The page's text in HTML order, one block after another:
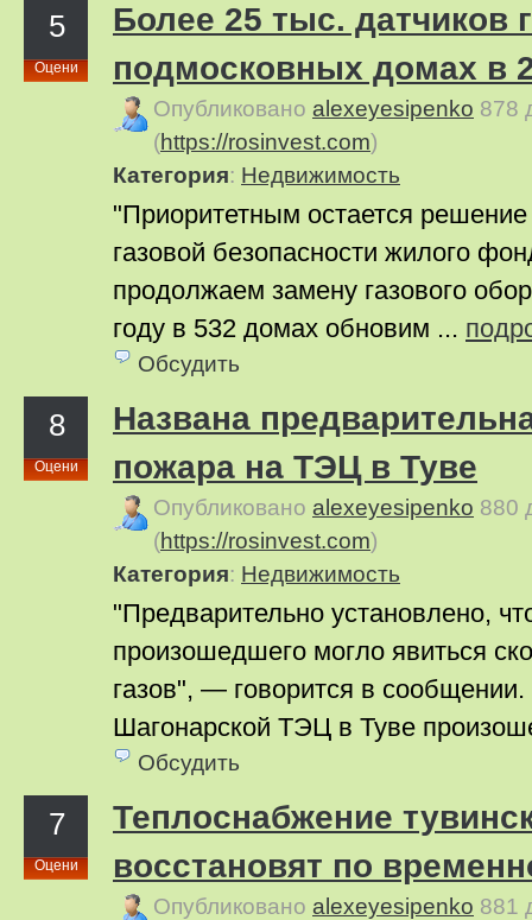
5
Оцени
Более 25 тыс. датчиков
подмосковных домах в
Опубликовано alexeyesipenko 878
(https://rosinvest.com)
Категория: Недвижимость
"Приоритетным остается
газовой безопасности жилого
продолжаем замену газового
году в 532 домах обновим ...
Обсудить
8
Оцени
Названа
пожара на ТЭЦ в Туве
Опубликовано alexeyesipenko 880
(https://rosinvest.com)
Категория: Недвижимость
"Предварительно установлено,
произошедшего могло явиться
газов", — говорится в
Шагонарской ТЭЦ в Туве
Обсудить
7
Оцени
Теплоснабжение
восстановят по
Опубликовано alexeyesipenko 881